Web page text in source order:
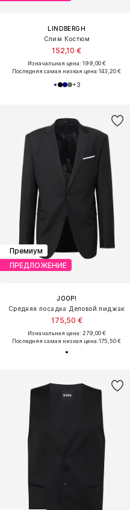
LINDBERGH
Слим Костюм
152,10 €
Изначальная цена: 199,00 €
Последняя самая низкая цена:143,20 €
+3
Премиум
ПРЕДЛОЖЕНИЕ
JOOP!
Средняя посадка Деловой пиджак
175,50 €
Изначальная цена: 279,00 €
Последняя самая низкая цена:175,50 €